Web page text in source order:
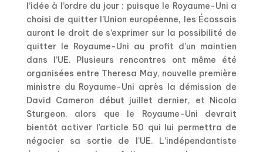
l’idée à l’ordre du jour : puisque le Royaume-Uni a
choisi de quitter l’Union européenne, les Écossais
auront le droit de s’exprimer sur la possibilité de
quitter le Royaume-Uni au profit d’un maintien
dans l’UE. Plusieurs rencontres ont même été
organisées entre Theresa May, nouvelle première
ministre du Royaume-Uni après la démission de
David Cameron début juillet dernier, et Nicola
Sturgeon, alors que le Royaume-Uni devrait
bientôt activer l’article 50 qui lui permettra de
négocier sa sortie de l’UE. L’indépendantiste